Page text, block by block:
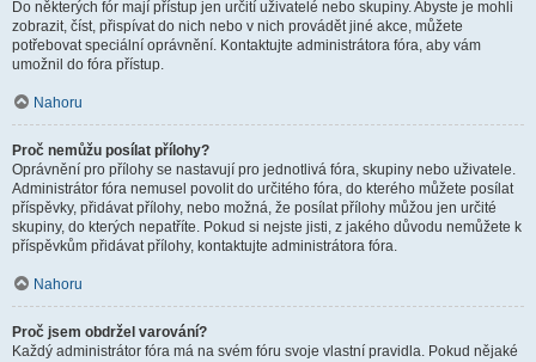
Do některých fór mají přístup jen určití uživatelé nebo skupiny. Abyste je mohli
zobrazit, číst, přispívat do nich nebo v nich provádět jiné akce, můžete
potřebovat speciální oprávnění. Kontaktujte administrátora fóra, aby vám
umožnil do fóra přístup.
Nahoru
Proč nemůžu posílat přílohy?
Oprávnění pro přílohy se nastavují pro jednotlivá fóra, skupiny nebo uživatele.
Administrátor fóra nemusel povolit do určitého fóra, do kterého můžete posílat
příspěvky, přidávat přílohy, nebo možná, že posílat přílohy můžou jen určité
skupiny, do kterých nepatříte. Pokud si nejste jisti, z jakého důvodu nemůžete k
příspěvkům přidávat přílohy, kontaktujte administrátora fóra.
Nahoru
Proč jsem obdržel varování?
Každý administrátor fóra má na svém fóru svoje vlastní pravidla. Pokud nějaké